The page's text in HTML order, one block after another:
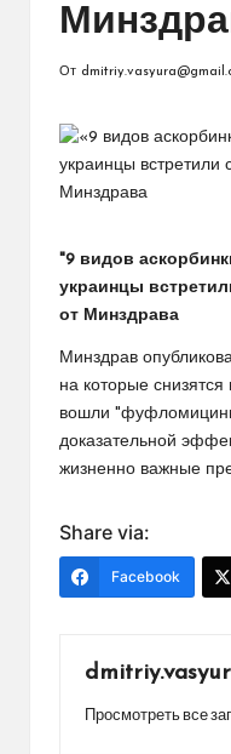
От
"9 видов
украинцы
от Минздрава
Минздрав
на которые снизятся
вошли
доказательной
жизненно важные
Share via:
Facebook
Просмотреть все